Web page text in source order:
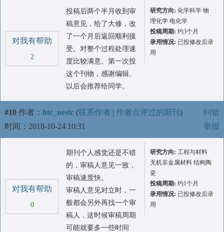
对我有帮助
2
投稿后两个半月收到审
稿意见，给了大修，改
了一个月后返回顺利接
受。对整个过程处理速
度比较满意。第一次投
这个刊物，感谢编辑。
以后会推荐给同学。
研究方向: 化学科学 物
理化学 电化学
投稿周期: 约3个月
录用情况: 已投修改后录
用
#10 作者： htc_uestc (联系作者 | 作者点评过的期刊 )
时间：2018-10-24 10:31
纠错
举报
对我有帮助
0
期刊个人感觉还是不错
的，审稿人意见一致，
审稿速度快。
审稿人意见对立时，一
般都会另外再找一个审
稿人，这时候审稿周期
可能就要多一些时间
研究方向: 工程与材料
无机非金属材料 结构陶
瓷
投稿周期: 约1个月
录用情况: 已投修改后录
用